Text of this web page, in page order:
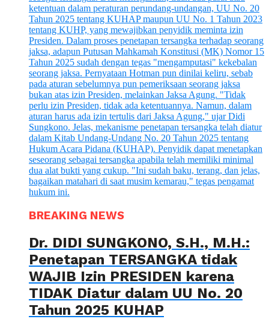
BREAKING NEWS
Dr. DIDI SUNGKONO, S.H., M.H.:
Penetapan TERSANGKA tidak
WAJIB Izin PRESIDEN karena
TIDAK Diatur dalam UU No. 20
Tahun 2025 KUHAP